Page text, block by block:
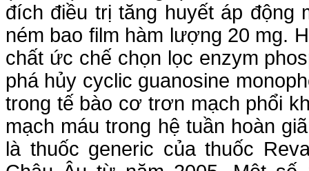
đích điều trị tăng huyết áp động
ném bao film hàm lượng 20 mg.
chất ức chế chọn lọc enzym
phá hủy cyclic guanosine
trong tế bào cơ trơn mạch phổi
mạch máu trong hệ tuần hoàn
là thuốc generic của thuốc